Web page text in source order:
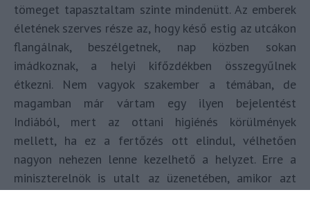
tömeget tapasztaltam szinte mindenütt. Az emberek
életének szerves része az, hogy késő estig az utcákon
flangálnak, beszélgetnek, nap közben sokan
imádkoznak, a helyi kifőzdékben összegyűlnek
étkezni. Nem vagyok szakember a témában, de
magamban már vártam egy ilyen bejelentést
Indiából, mert az ottani higiénés körülmények
mellett, ha ez a fertőzés ott elindul, vélhetően
nagyon nehezen lenne kezelhető a helyzet. Erre a
miniszterelnök is utalt az üzenetében, amikor azt